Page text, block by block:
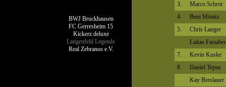
BWJ Bruckhausen
FC Gerresheim 15
Kickerz deluxe
Langenfeld Legends
Real Zebranos e.V.
3.
Marco Schrot
4.
Beni Mönks
5.
Chris Langer
Lukas
7.
Kevin Kuske
8.
Daniel Tepus
Kay Breslauer